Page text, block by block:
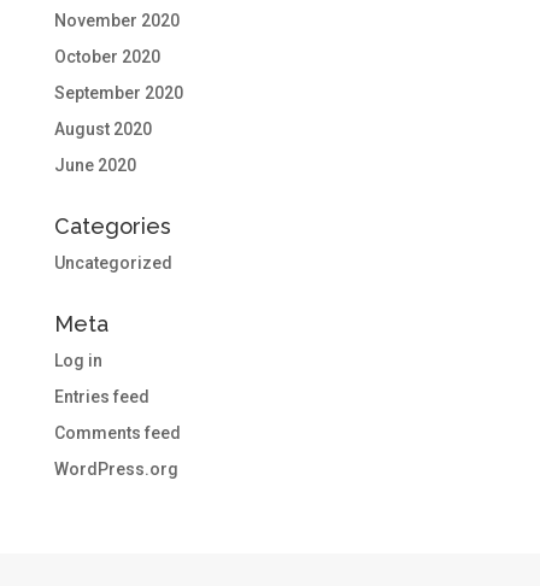
November 2020
October 2020
September 2020
August 2020
June 2020
Categories
Uncategorized
Meta
Log in
Entries feed
Comments feed
WordPress.org